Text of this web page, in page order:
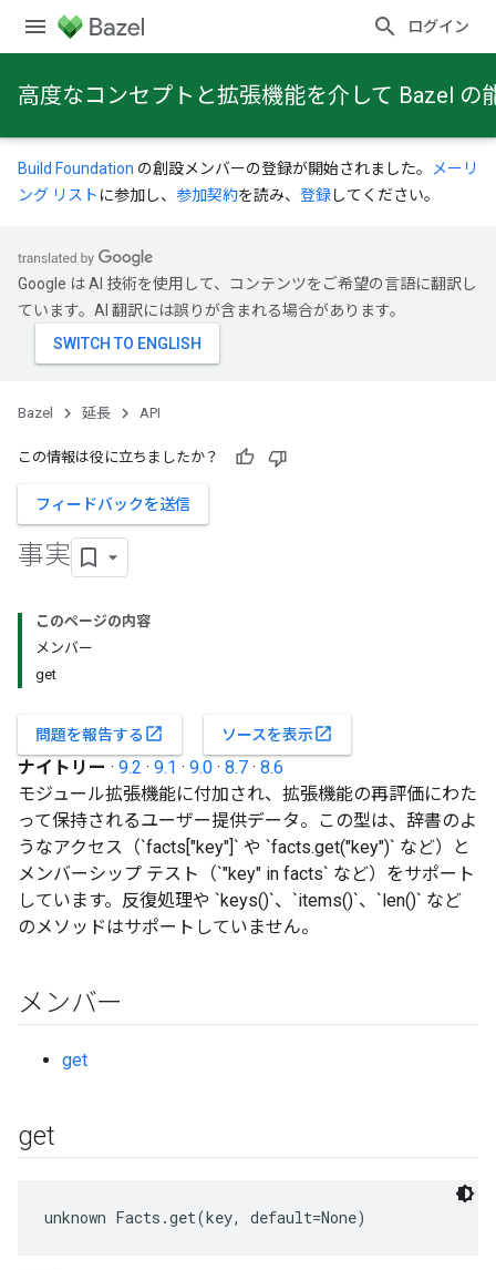
ログイン
高度なコンセプトと拡張機能を介して Bazel
Build Foundation の創設メンバーの登録が開始されました。
メーリ
ング リスト に参加し、 参加契約を読み、 登録してください。
Google は AI 技術を使用して、コンテンツをご希望の言語に翻訳し
ています。AI 翻訳には誤りが含まれる場合があります。
Bazel 延長 API
この情報は役に立ちましたか？
フィードバックを送信
事実
このページの内容
メンバー
get
問題を報告する open_in_new ソースを表示open_in_new
ナイトリー · 9.2 · 9.1 · 9.0 · 8.7 · 8.6
モジュール拡張機能に付加され、拡張機能の再評価にわた
って保持されるユーザー提供データ。この型は、辞書のよ
うなアクセス（`facts["key"]` や `facts.get("key")` など）と
メンバーシップ テスト（`"key" in facts` など）をサポート
しています。反復処理や `keys()`、`items()`、`len()` など
のメソッドはサポートしていません。
メンバー
get
get
unknown Facts.get(key, default=None)